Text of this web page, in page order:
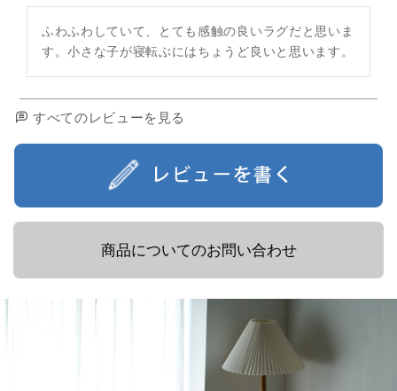
ふわふわしていて、とても感触の良いラグだと思いま
す。小さな子が寝転ぶにはちょうど良いと思います。
すべてのレビューを見る
商品についてのお問い合わせ